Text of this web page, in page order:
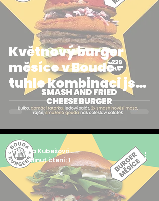
Květnový burger
měsíce v Boudě -
tuhle kombinaci jste
si přáli už dlouho
Kristýna Kubešová
1. 4.
Minut čtení: 1